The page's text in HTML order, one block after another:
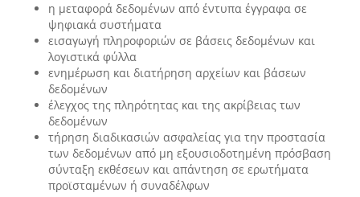
η μεταφορά δεδομένων από έντυπα έγγραφα σε
ψηφιακά συστήματα
εισαγωγή πληροφοριών σε βάσεις δεδομένων και
λογιστικά φύλλα
ενημέρωση και διατήρηση αρχείων και βάσεων
δεδομένων
έλεγχος της πληρότητας και της ακρίβειας των
δεδομένων
τήρηση διαδικασιών ασφαλείας για την προστασία
των δεδομένων από μη εξουσιοδοτημένη πρόσβαση
σύνταξη εκθέσεων και απάντηση σε ερωτήματα
προϊσταμένων ή συναδέλφων